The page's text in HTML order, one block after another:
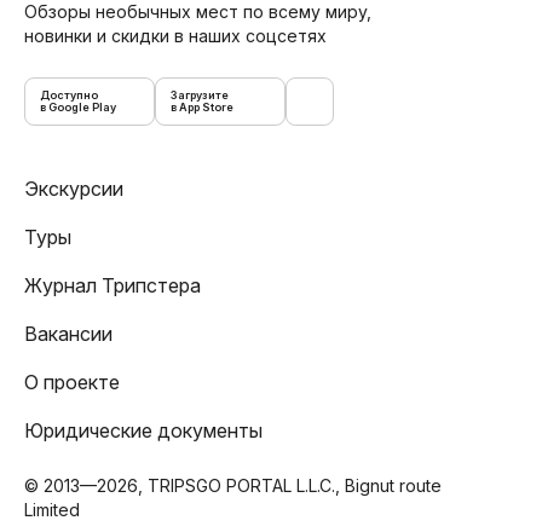
Обзоры необычных мест по всему миру,
новинки и скидки в наших соцсетях
Доступно
в Google Play
Загрузите
в App Store
Экскурсии
Туры
Журнал Трипстера
Вакансии
О проекте
Юридические документы
© 2013—2026, TRIPSGO PORTAL L.L.C., Bignut route
Limited